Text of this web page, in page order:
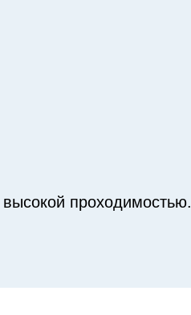
проходимостью.